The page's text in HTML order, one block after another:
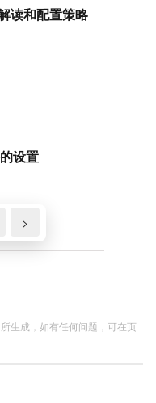
读和配置策略
设置
>
生成，如有任何问题，可在页